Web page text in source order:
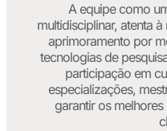
A equipe como
multidisciplinar, atenta
aprimoramento por
tecnologias de
participação em
especializações,
garantir os